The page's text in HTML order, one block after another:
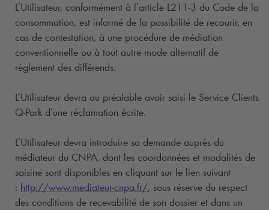
L’Utilisateur, conformément à l’article L211-3 du Code de la
consommation, est informé de la possibilité de recourir, en
cas de contestation, à une procédure de médiation
conventionnelle ou à tout autre mode alternatif de
règlement des différends.
L’Utilisateur devra au préalable avoir saisi le Service Clients
Q-Park d’une réclamation écrite.
L’Utilisateur devra introduire sa demande auprès du
médiateur du CNPA, dont les coordonnées et modalités de
saisine sont disponibles en cliquant sur le lien suivant
: http://www.mediateur-cnpa.fr/, sous réserve du respect
des conditions de recevabilité de son dossier et dans un